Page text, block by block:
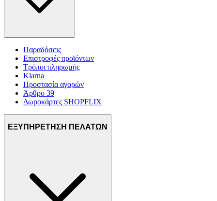
Παραδόσεις
Επιστροφές προϊόντων
Τρόποι πληρωμής
Klarna
Προστασία αγορών
Άρθρο 39
Δωροκάρτες SHOPFLIX
ΕΞΥΠΗΡΕΤΗΣΗ ΠΕΛΑΤΩΝ